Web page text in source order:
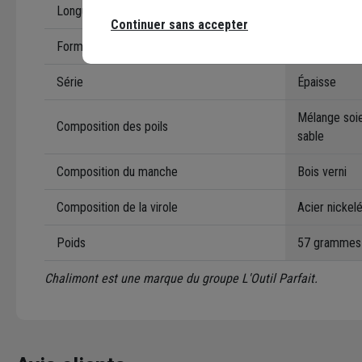
Longueur des poils (sortie)
Forme de la brosse
Série Épaisse
Composition des poils
Mélange
sable
Composition du manche Bois verni
Composition de la virole Acier nickelé
Poids 57 grammes
Chalimont est une marque du groupe L'Outil Parfait.
Continuer sans accepter